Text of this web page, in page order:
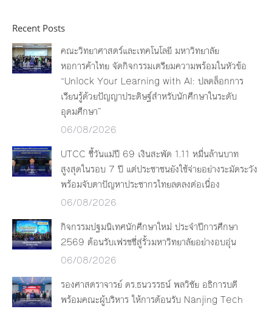
Recent Posts
คณะวิทยาศาสตร์และเทคโนโลยี มหาวิทยาลัย
หอการค้าไทย จัดกิจกรรมเตรียมความพร้อมในหัวข้อ
“Unlock Your Learning with AI: ปลดล็อกการ
เรียนรู้ด้วยปัญญาประดิษฐ์สำหรับนักศึกษาในระดับ
อุดมศึกษา”
06/08/2026
UTCC ชี้วันแม่ปี 69 เงินสะพัด 1.11 หมื่นล้านบาท
สูงสุดในรอบ 7 ปี แต่ประชาชนยังใช้จ่ายอย่างระมัดระวัง
พร้อมจับตาปัญหาประชากรไทยลดลงต่อเนื่อง
06/08/2026
กิจกรรมปฐมนิเทศนักศึกษาใหม่ ประจำปีการศึกษา
2569 ต้อนรับเฟรชชี่สู่รั้วมหาวิทยาลัยอย่างอบอุ่น
06/08/2026
รองศาสตราจารย์ ดร.ธนวรรธน์ พลวิชัย อธิการบดี
พร้อมคณะผู้บริหาร ให้การต้อนรับ Nanjing Tech